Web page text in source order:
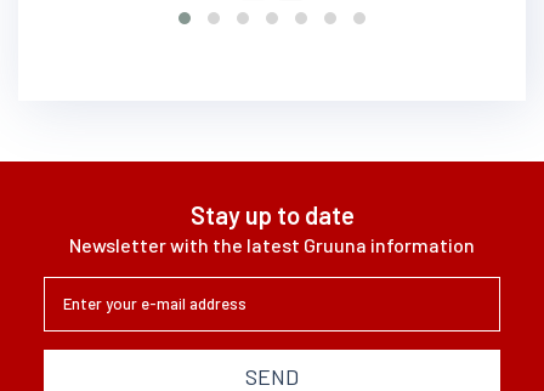
Stay up to date
Newsletter with the latest Gruuna information
SEND